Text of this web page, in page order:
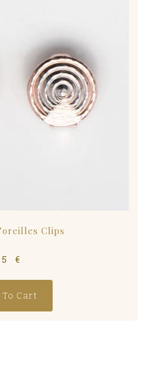
Clips
€
Cart